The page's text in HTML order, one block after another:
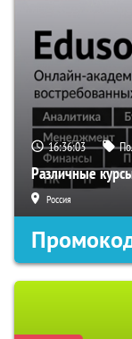
16:36:02
Различные
Россия